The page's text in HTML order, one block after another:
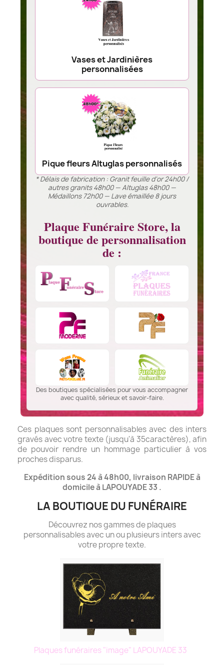
Vases et Jardinières
personnalisées
Pique fleurs Altuglas personnalisés
* Délais de fabrication : Granit feuille d’or 24h00 /
autres granits 48h00 — Altuglas 48h00 —
Médaillons 72h00 — Lave émaillée 8 jours
ouvrables.
Plaque Funéraire Store, la
boutique de personnalisation
de :
Des boutiques spécialisées pour vous accompagner
avec qualité, sérieux et savoir-faire.
Ces plaques sont personnalisables avec des inters
gravés avec votre texte (jusqu'à 35caractères), afin
de pouvoir rendre un hommage particulier à vos
proches disparus.
Expédition sous 24 à 48h00, livraison RAPIDE à
domicile à LAPOUYADE 33 .
LA BOUTIQUE DU FUNÉRAIRE
Découvrez nos gammes de plaques
personnalisables avec un ou plusieurs inters avec
votre propre texte.
Plaques funéraires "image" LAPOUYADE 33